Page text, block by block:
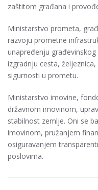
zaštitom građana i
Ministarstvo prometa,
razvoju prometne
unapređenju
izgradnju cesta,
sigurnosti u prometu.
Ministarstvo imovine,
državnom imovinom,
stabilnost zemlje. Oni se
imovinom, pružanjem
osiguravanjem
poslovima.